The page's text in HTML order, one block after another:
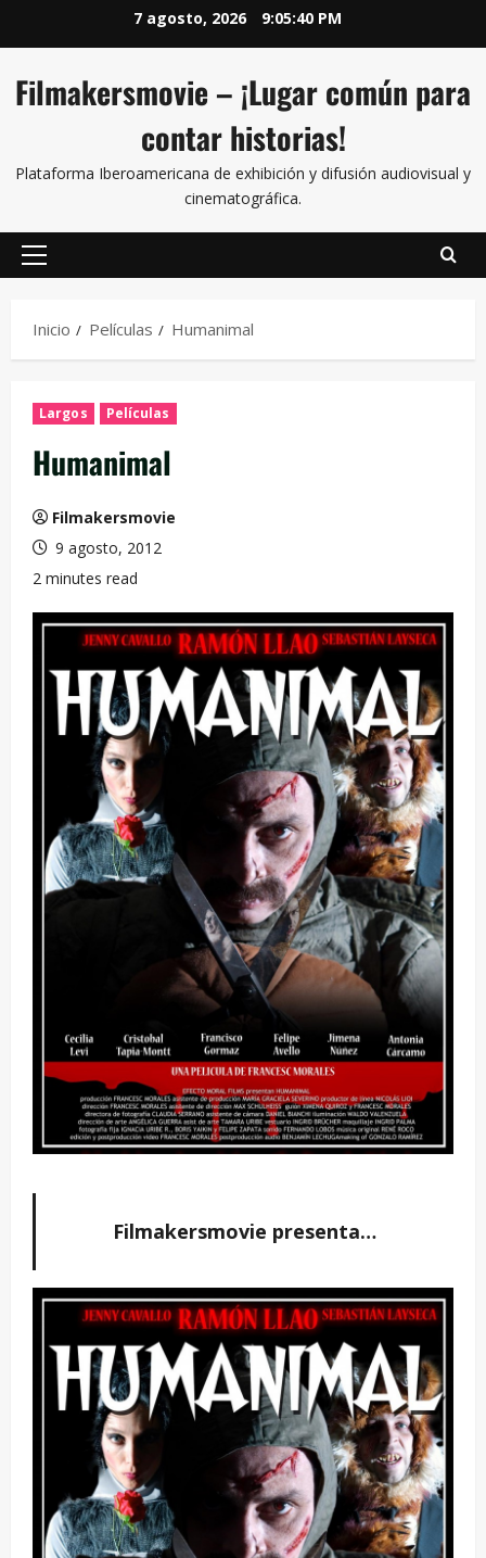
7 agosto, 2026 9:05:41 PM
Filmakersmovie – ¡Lugar común para
contar historias!
Plataforma Iberoamericana de exhibición y difusión audiovisual y
cinematográfica.
Inicio Películas Humanimal
Largos Películas
Humanimal
Filmakersmovie
9 agosto, 2012
2 minutes read
Filmakersmovie presenta…